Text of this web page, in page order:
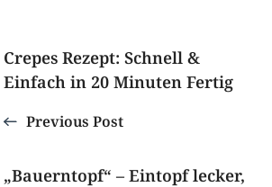
Crepes Rezept: Schnell &
Einfach in 20 Minuten Fertig
Previous Post
„Bauerntopf“ – Eintopf lecker,